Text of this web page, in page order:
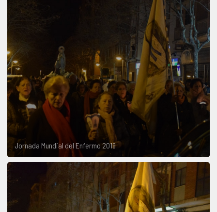
Jornada Mundial del Enfermo 2019